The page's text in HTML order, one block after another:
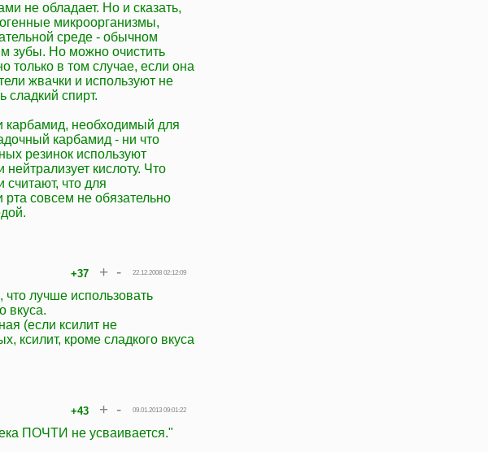
не обладает. Но и сказать,
микроорганизмы,
среде - обычном
зубы. Но можно очистить
только в том случае, если она
жвачки и используют не
сладкий спирт.
карбамид, необходимый для
карбамид - ни что
резинок используют
кислоту. Что
считают, что для
совсем не обязательно
22.12.2008 02:12:09
+37 + -
лучше использовать
вкуса.
(если ксилит не
ксилит, кроме сладкого вкуса
09.01.2013 09:01:22
+43 + -
ПОЧТИ не усваивается."